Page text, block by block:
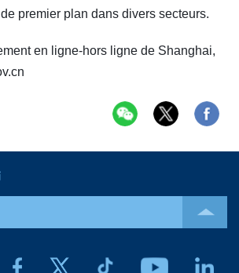
premier plan dans divers secteurs.
en ligne-hors ligne de Shanghai,